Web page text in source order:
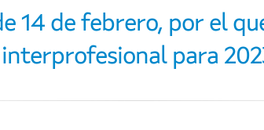
14 de febrero, por el
interprofesional para